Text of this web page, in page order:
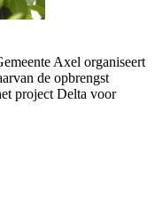
Axel organiseert
de opbrengst
project Delta voor